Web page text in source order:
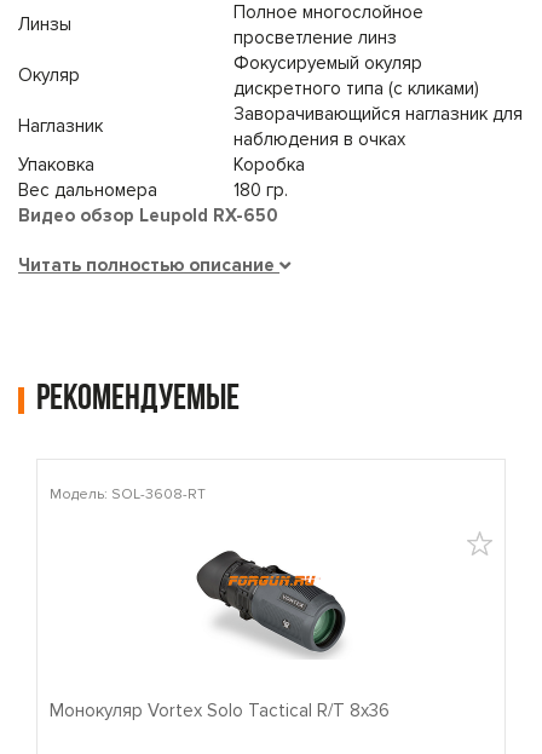
Линзы
Полное многослойное
просветление линз
Окуляр
Фокусируемый окуляр
дискретного типа (с кликами)
Наглазник
Заворачивающийся наглазник для
наблюдения в очках
Упаковка
Коробка
Вес дальномера
180 гр.
Видео обзор Leupold RX-650
Читать полностью описание
Рекомендуемые
Модель: SOL-3608-RT
Монокуляр Vortex Solo Tactical R/T 8x36